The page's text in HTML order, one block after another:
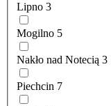
Lipno 3
Mogilno 5
Nakło nad Notecią 3
Piechcin 7